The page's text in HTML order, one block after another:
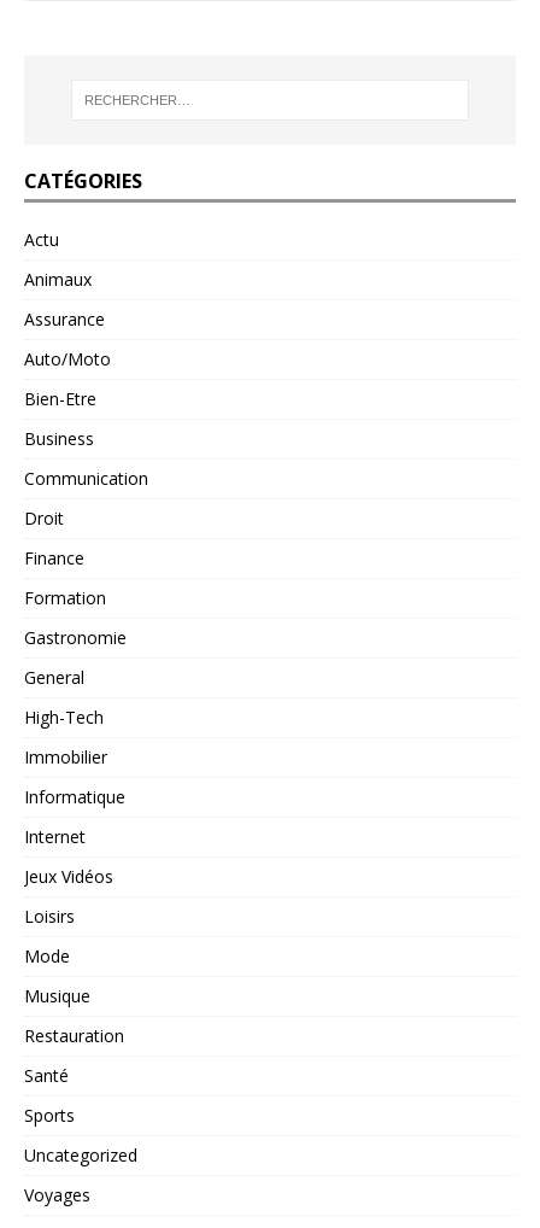
CATÉGORIES
Actu
Animaux
Assurance
Auto/Moto
Bien-Etre
Business
Communication
Droit
Finance
Formation
Gastronomie
General
High-Tech
Immobilier
Informatique
Internet
Jeux Vidéos
Loisirs
Mode
Musique
Restauration
Santé
Sports
Uncategorized
Voyages